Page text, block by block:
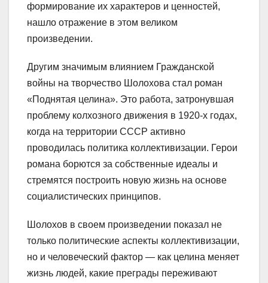
формирование их характеров и ценностей,
нашло отражение в этом великом
произведении.
Другим значимым влиянием Гражданской
войны на творчество Шолохова стал роман
«Поднятая целина». Это работа, затронувшая
проблему колхозного движения в 1920-х годах,
когда на территории СССР активно
проводилась политика коллективизации. Герои
романа борются за собственные идеалы и
стремятся построить новую жизнь на основе
социалистических принципов.
Шолохов в своем произведении показал не
только политические аспекты коллективизации,
но и человеческий фактор — как целина меняет
жизнь людей, какие преграды переживают